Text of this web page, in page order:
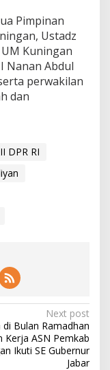
Pimpinan
Ustadz
Kuningan
Nanan Abdul
perwakilan
dan
DPR RI
Next post
di Bulan Ramadhan
Kerja ASN Pemkab
Ikuti SE Gubernur
Jabar